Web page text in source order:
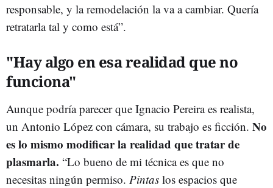
responsable, y la remodelación la va a cambiar. Quería
retratarla tal y como está”.
"Hay algo en esa realidad que no
funciona"
Aunque podría parecer que Ignacio Pereira es realista,
un Antonio López con cámara, su trabajo es ficción. No
es lo mismo modificar la realidad que tratar de
plasmarla. “Lo bueno de mi técnica es que no
necesitas ningún permiso. Pintas los espacios que